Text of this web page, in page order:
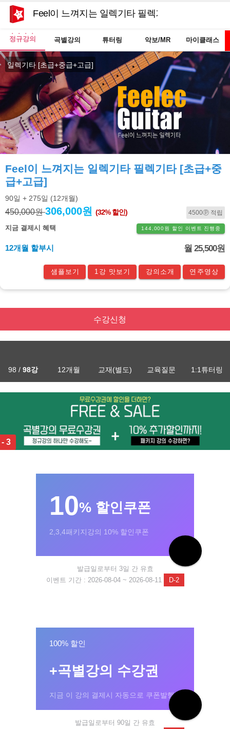
Feel이 느껴지는 일렉기타 필렉기타 [초급+중급+
정규강의 곡별강의 튜터링 악보/MR 마이클래스
일렉기타 [초급+중급+고급]
Feel이 느껴지는 일렉기타 필렉기타 [초급+중
급+고급]
90일 + 275일 (12개월)
450,000원306,000원 (32% 할인) 4500ⓟ 적립
지금 결제시 혜택 144,000원 할인 이벤트 진행중
12개월 할부시 월 25,500원
샘플보기 1강 맛보기 강의소개 연주영상
수강신청
98 / 98강 12개월 교재(별도) 교육질문 1:1튜터링
3
10% 할인쿠폰
2,3,4패키지강의 10% 할인쿠폰
발급일로부터 3일 간 유효
이벤트 기간 : 2026-08-04 ~ 2026-08-11
D-2
100% 할인
+곡별강의 수강권
지금 이 강의 결제시 자동으로 쿠폰발행!
발급일로부터 90일 간 유효